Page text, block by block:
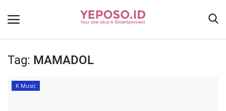
Terms & Conditions
Tag: MAMADOL
K Music